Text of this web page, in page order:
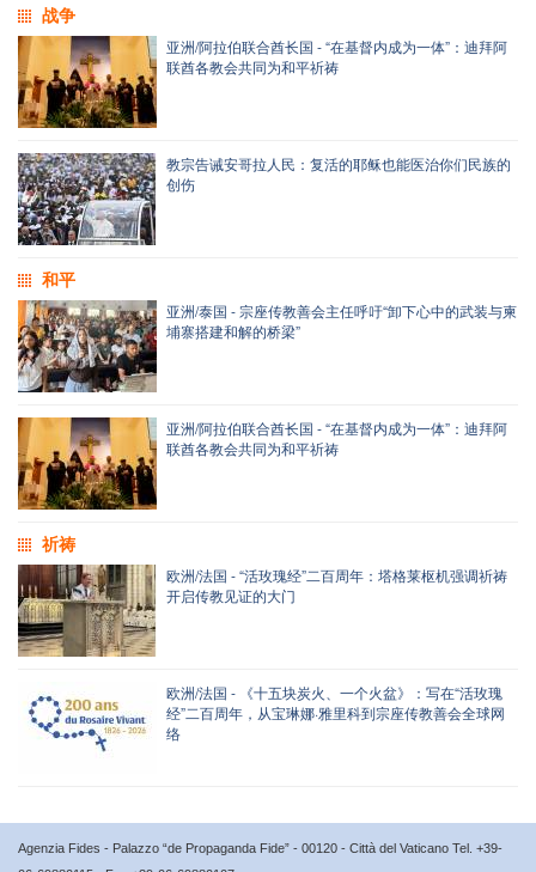
战争
亚洲/阿拉伯联合酋长国 - “在基督内成为一体”：迪拜阿
联酋各教会共同为和平祈祷
教宗告诫安哥拉人民：复活的耶稣也能医治你们民族的
创伤
和平
亚洲/泰国 - 宗座传教善会主任呼吁“卸下心中的武装与柬
埔寨搭建和解的桥梁”
亚洲/阿拉伯联合酋长国 - “在基督内成为一体”：迪拜阿
联酋各教会共同为和平祈祷
祈祷
欧洲/法国 - “活玫瑰经”二百周年：塔格莱枢机强调祈祷
开启传教见证的大门
欧洲/法国 - 《十五块炭火、一个火盆》：写在“活玫瑰
经”二百周年，从宝琳娜·雅里科到宗座传教善会全球网
络
Agenzia Fides - Palazzo “de Propaganda Fide” - 00120 - Città del Vaticano Tel. +39-